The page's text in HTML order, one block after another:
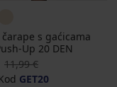
čarape s gaćicama
Up 20 DEN
Prvobitna cijena
11,99 €
GET20